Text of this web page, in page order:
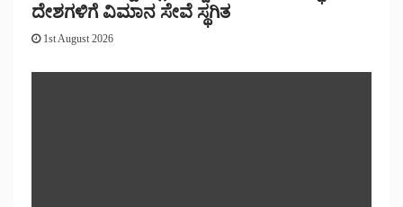
ದೇಶಗಳಿಗೆ ವಿಮಾನ ಸೇವೆ ಸ್ಥಗಿತ
1st August 2026